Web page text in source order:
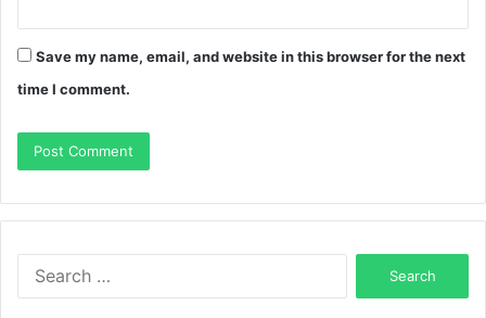
Save my name, email, and website in this browser for the next
time I comment.